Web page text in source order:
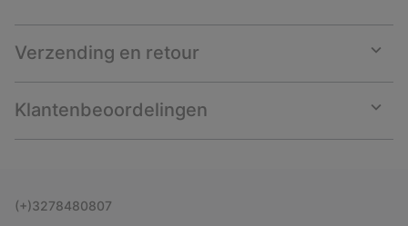
Verzending en retour
or
Klantenbeoordelingen
or
(+)3278480807